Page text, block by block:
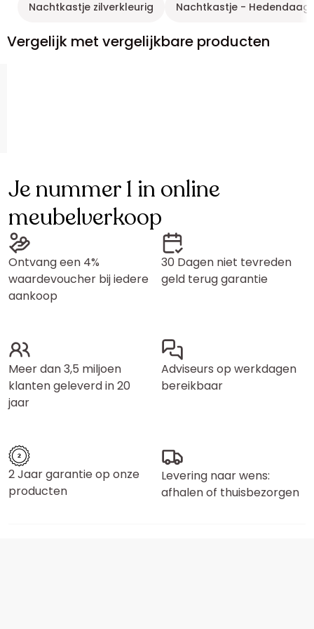
Nachtkastje zilverkleurig Nachtkastje -
Vergelijk met vergelijkbare producten
Je nummer 1 in online
meubelverkoop
Ontvang een 4%
waardevoucher bij iedere
aankoop
30 Dagen niet tevreden
geld terug garantie
Meer dan 3,5 miljoen
klanten geleverd in 20
jaar
Adviseurs op werkdagen
bereikbaar
2 Jaar garantie op onze
producten
Levering naar wens:
afhalen of thuisbezorgen